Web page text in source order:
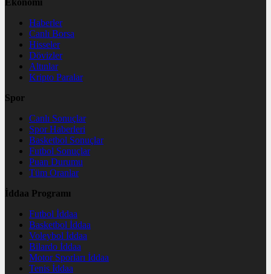
Haberler
Canlı Borsa
Hisseler
Dövizler
Altınlar
Kripto Paralar
Spor
Canlı Sonuçlar
Spor Haberleri
Basketbol Sonuçlar
Futbol Sonuçlar
Puan Durumu
Tüm Oranlar
İddaa Programı
Futbol İddaa
Basketbol İddaa
Voleybol İddaa
Bilardo İddaa
Motor Sporları İddaa
Tenis İddaa